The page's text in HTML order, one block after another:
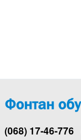
(068) 17-46-776